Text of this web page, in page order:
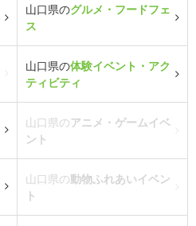
山口県のグルメ・フードフェ
ス
山口県の体験イベント・アク
ティビティ
山口県のアニメ・ゲームイベ
ント
山口県の動物ふれあいイベン
ト